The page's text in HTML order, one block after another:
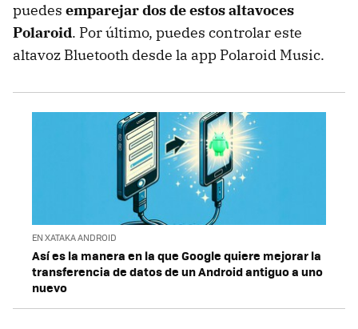
puedes emparejar dos de estos altavoces
Polaroid. Por último, puedes controlar este
altavoz Bluetooth desde la app Polaroid Music.
EN XATAKA ANDROID
Así es la manera en la que Google quiere mejorar la
transferencia de datos de un Android antiguo a uno
nuevo